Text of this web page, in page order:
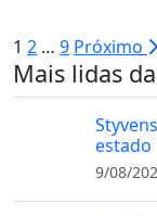
Paginação
de
1 2 … 9 Próximo
Mais lidas
estado
9/08/